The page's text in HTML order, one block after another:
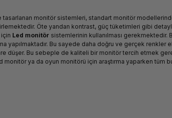
monitör sistemleri, standart monitör
Öte yandan kontrast, güç tüketimleri gibi
Led monitör sistemlerinin kullanılması gerekmektedir.
yapılmaktadır. Bu sayede daha doğru ve gerçek renkler
düşer. Bu sebeple de kaliteli bir monitör tercih etmek
monitör ya da oyun monitörü için araştırma yaparken tüm